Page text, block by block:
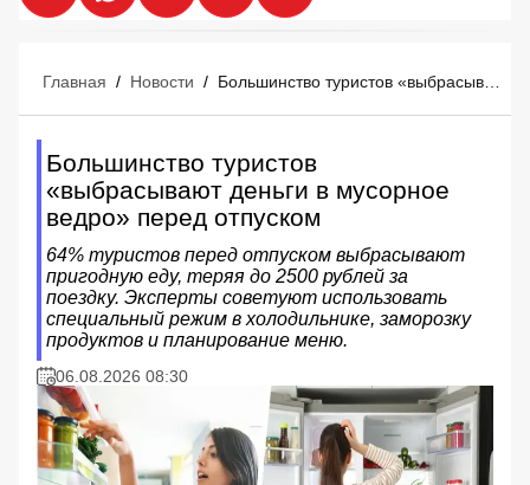
Главная / Новости /
Большинство туристов
«выбрасывают деньги в мусорное
ведро» перед отпуском
64% туристов перед отпуском выбрасывают
пригодную еду, теряя до 2500 рублей за
поездку. Эксперты советуют использовать
специальный режим в холодильнике, заморозку
продуктов и планирование меню.
06.08.2026 08:30